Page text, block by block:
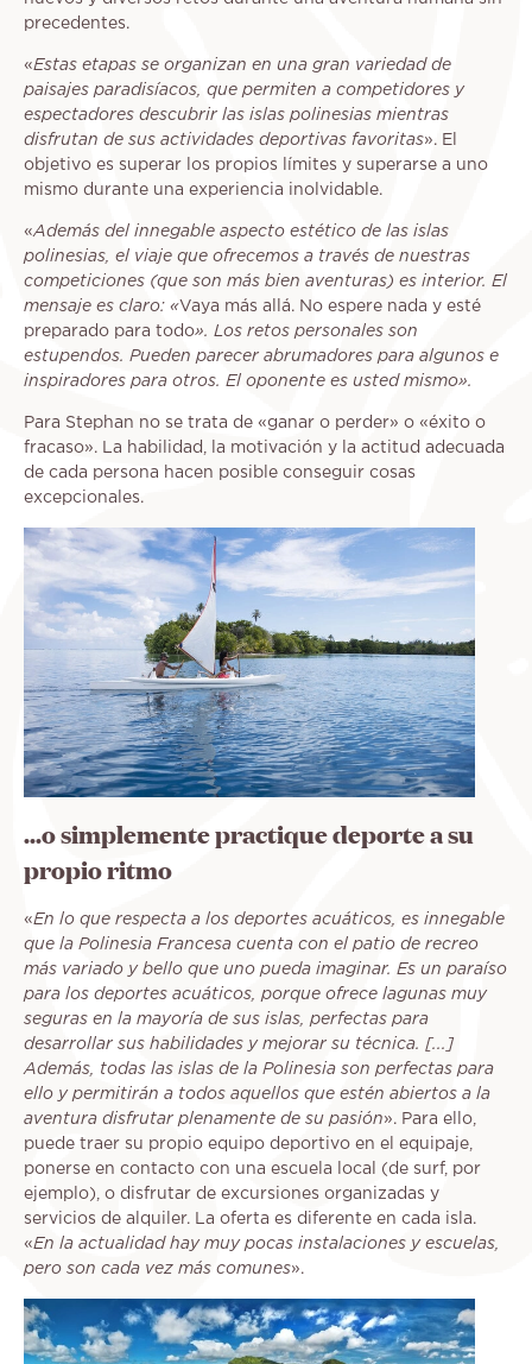
precedentes.
«Estas etapas se organizan en una gran variedad de
paisajes paradisíacos, que permiten a competidores y
espectadores descubrir las islas polinesias mientras
disfrutan de sus actividades deportivas favoritas». El
objetivo es superar los propios límites y superarse a uno
mismo durante una experiencia inolvidable.
«Además del innegable aspecto estético de las islas
polinesias, el viaje que ofrecemos a través de nuestras
competiciones (que son más bien aventuras) es interior. El
mensaje es claro: «Vaya más allá. No espere nada y esté
preparado para todo». Los retos personales son
estupendos. Pueden parecer abrumadores para algunos e
inspiradores para otros. El oponente es usted mismo».
Para Stephan no se trata de «ganar o perder» o «éxito o
fracaso». La habilidad, la motivación y la actitud adecuada
de cada persona hacen posible conseguir cosas
excepcionales.
...o simplemente practique deporte a su
propio ritmo
«En lo que respecta a los deportes acuáticos, es innegable
que la Polinesia Francesa cuenta con el patio de recreo
más variado y bello que uno pueda imaginar. Es un paraíso
para los deportes acuáticos, porque ofrece lagunas muy
seguras en la mayoría de sus islas, perfectas para
desarrollar sus habilidades y mejorar su técnica. [...]
Además, todas las islas de la Polinesia son perfectas para
ello y permitirán a todos aquellos que estén abiertos a la
aventura disfrutar plenamente de su pasión». Para ello,
puede traer su propio equipo deportivo en el equipaje,
ponerse en contacto con una escuela local (de surf, por
ejemplo), o disfrutar de excursiones organizadas y
servicios de alquiler. La oferta es diferente en cada isla.
«En la actualidad hay muy pocas instalaciones y escuelas,
pero son cada vez más comunes».